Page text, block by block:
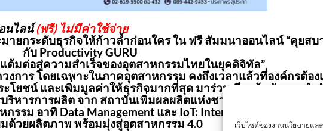
เว็บไซต์ของงานนโยบายแ
นไลน์(ฟรี) ไม่มีค่าใช้จ่าย
ายกระดับธุรกิจให้ก้าวล้ำก่อนใคร ใน ฟรี สัมมนาออนไลน์ “คุยสบ
กับ Productivity GURU
แต้มต่อสู่ความสำเร็จของอุตสาหกรรมไทยในยุคดิจิทัล”
าร โดยเฉพาะในภาคอุตสาหกรรม คงถึงเวลาแล้วที่องค์กรต้อ
ะโยชน์ และเพิ่มมูลค่าให้ธุรกิจมากที่สุด มาร่วมเรียนรู้หลักการส
ริหารการผลิต จาก สถาบันเพิ่มผลผลิตแห่งชาติ ที่พร้อมแบ่งปันคว
กรรม อาทิ Data Management และ IoT: Internet of Things
วยผลิตภาพ พร้อมมุ่งสู่อุตสาหกรรม 4.0